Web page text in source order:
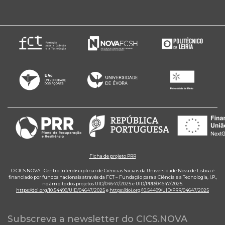
Ficha de projeto PRR
O CICS.NOVA - Centro Interdisciplinar de Ciências Sociais da Universidade Nova de Lisboa é
financiado por fundos nacionais através da FCT – Fundação para a Ciência e a Tecnologia, I.P.,
no âmbito dos projetos UID/04647/2025 e UID/PRR/04647/2025.
https://doi.org/10.54499/UID/04647/2025e https://doi.org/10.54499/UID/PRR/04647/2025
Subscreva a newsletter do CICS.NOVA